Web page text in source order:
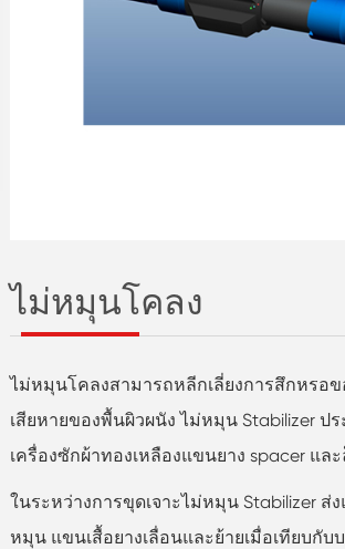
ไม่หมุนโคลง
ไม่หมุนโคลงสามารถหลีกเลี่ยงการสึกหรอ
เสียหายของพื้นผิวผนัง ไม่หมุน Stabilizer ป
เครื่องซักผ้าทองเหลืองแขนยาง spacer แล
ในระหว่างการขุดเจาะไม่หมุน Stabilizer ส่
หมุน แขนเสื้อยางเลื่อนและย้ายเมื่อเทียบกับ